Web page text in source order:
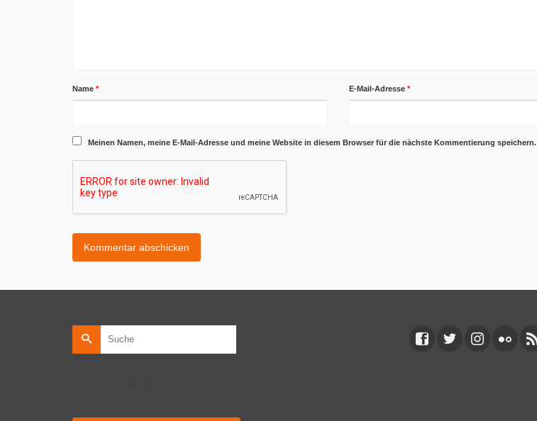
Name * E-Mail-Adresse *
Meinen Namen, meine E-Mail-Adresse und meine Website in diesem Browser für die nächste Kommentierung speichern.
Suche
nach: